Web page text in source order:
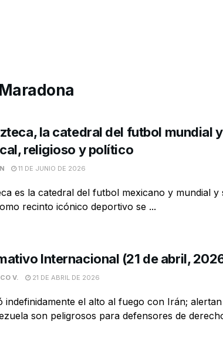
Maradona
la catedral del futbol mundial y
religioso y político
11 DE JUNIO DE 2026
es la catedral del futbol mexicano y mundial y
recinto icónico deportivo se ...
Internacional (21 de abril,
V. 21 DE ABRIL DE 2026
indefinidamente el alto al fuego con Irán;
son peligrosos para defensores de